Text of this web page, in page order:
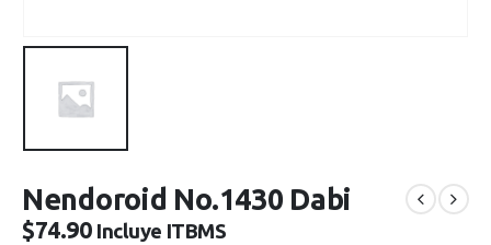
Nendoroid No.1430 Dabi
$74.90 Incluye ITBMS